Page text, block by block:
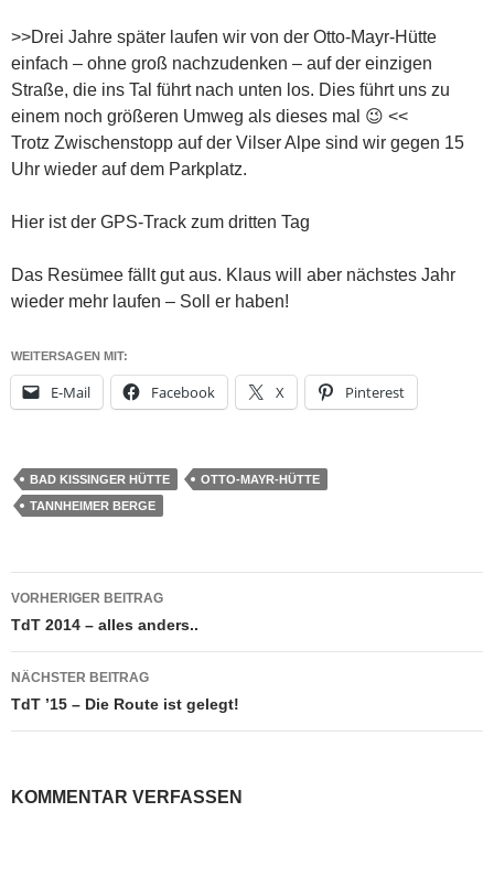
>>Drei Jahre später laufen wir von der Otto-Mayr-Hütte
einfach – ohne groß nachzudenken – auf der einzigen
Straße, die ins Tal führt nach unten los. Dies führt uns zu
einem noch größeren Umweg als dieses mal 😉 <<
Trotz Zwischenstopp auf der Vilser Alpe sind wir gegen 15
Uhr wieder auf dem Parkplatz.
Hier ist der GPS-Track zum dritten Tag
Das Resümee fällt gut aus. Klaus will aber nächstes Jahr
wieder mehr laufen – Soll er haben!
WEITERSAGEN MIT:
E-Mail Facebook X Pinterest
BAD KISSINGER HÜTTE
OTTO-MAYR-HÜTTE
TANNHEIMER BERGE
Beitragsnavigation
VORHERIGER BEITRAG
TdT 2014 – alles anders..
NÄCHSTER BEITRAG
TdT ’15 – Die Route ist gelegt!
KOMMENTAR VERFASSEN